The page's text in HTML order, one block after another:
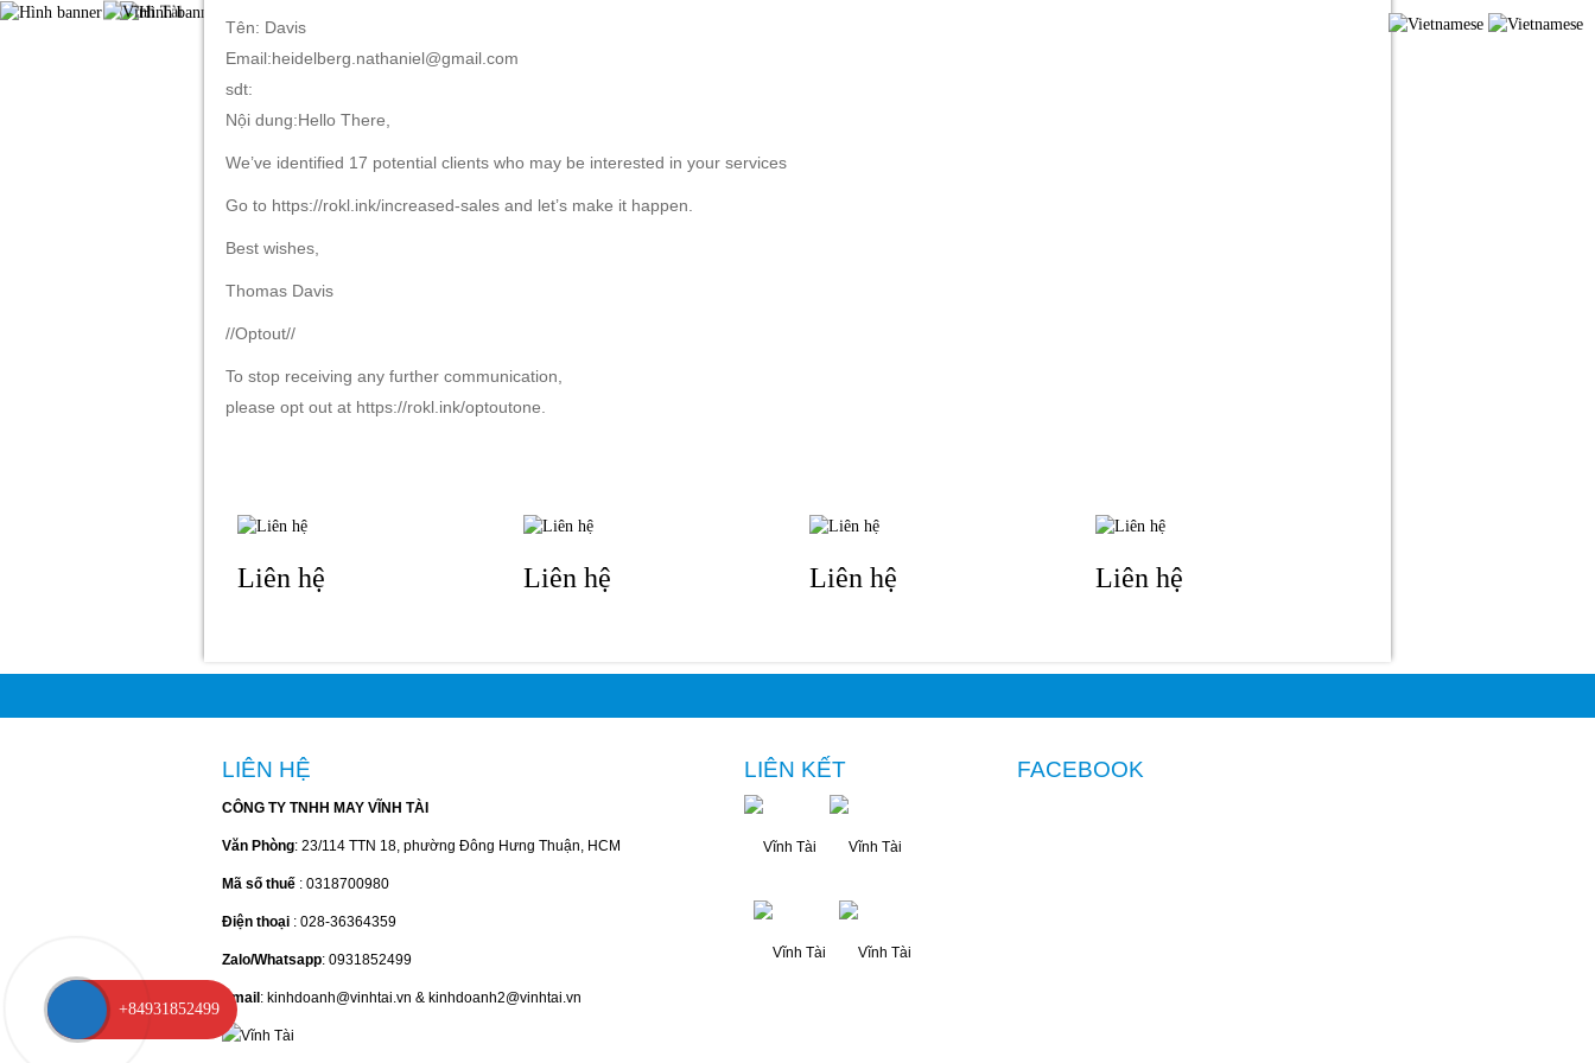
Tên: Davis
Email:heidelberg.nathaniel@gmail.com
sdt:
Nội dung:Hello There,
We’ve identified 17 potential clients who may be interested in your services
Go to https://rokl.ink/increased-sales and let’s make it happen.
Best wishes,
Thomas Davis
//Optout//
To stop receiving any further communication,
please opt out at https://rokl.ink/optoutone.
Liên hệ Liên hệ Liên hệ Liên hệ
LIÊN HỆ
CÔNG TY TNHH MAY VĨNH TÀI
Văn Phòng: 23/114 TTN 18, phường Đông Hưng Thuận, HCM
Mã số thuế : 0318700980
Điện thoại : 028-36364359
Zalo/Whatsapp: 0931852499
Email: kinhdoanh@vinhtai.vn & kinhdoanh2@vinhtai.vn
LIÊN KẾT FACEBOOK
+84931852499